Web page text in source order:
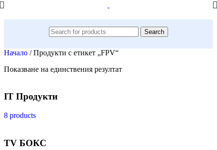
Search
Начало / Продукти с етикет „FPV“
Показване на единствения резултат
IT Продукти
8 products
TV БОКС